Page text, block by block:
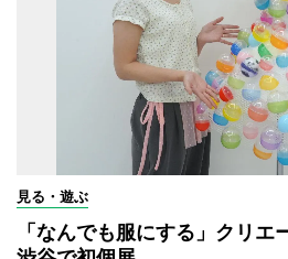
見る・遊ぶ
「なんでも服にする」クリエ